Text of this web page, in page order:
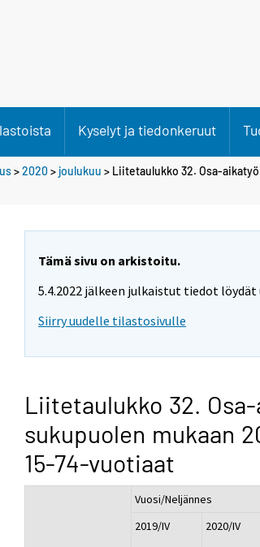
Kyselyt ja tiedonkeruut
>2020 > joulukuu > Liitetaulukko 32. Osa-
Tämä sivu on arkistoitu.
5.4.2022 jälkeen julkaistut tiedot
Siirry uudelle tilastosivulle
Liitetaulukko 32.
sukupuolen mukaan
15-74-vuotiaat
Vuosi/Neljännes
2019/IV
2020/IV